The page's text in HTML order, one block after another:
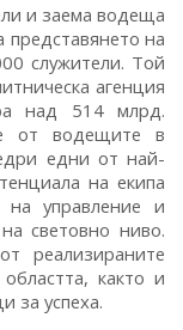
и заема водеща
представянето на
служители. Той
агенция
над 514 млрд.
от водещите в
едни от най-
на екипа
управление и
световно ниво.
реализираните
както и
за успеха.